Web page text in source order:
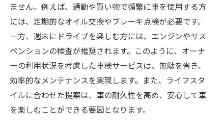
ません。例えば、通勤や買い物で頻繁に車を使用する方
には、定期的なオイル交換やブレーキ点検が必要です。
一方、週末にドライブを楽しむ方には、エンジンやサス
ペンションの検査が推奨されます。このように、オーナ
ーの利用状況を考慮した車検サービスは、無駄を省き、
効率的なメンテナンスを実現します。また、ライフスタ
イルに合わせた提案は、車の耐久性を高め、安心して車
を楽しむことができる要因となります。